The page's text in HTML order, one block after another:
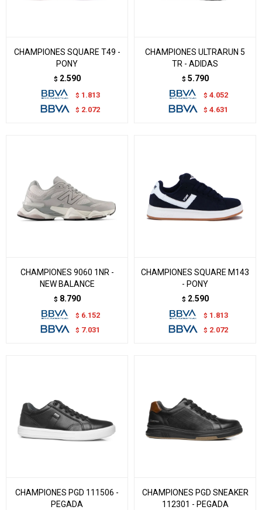
CHAMPIONES SQUARE T49 -
PONY
$ 2.590
$ 1.813
$ 2.072
CHAMPIONES ULTRARUN 5
TR - ADIDAS
$ 5.790
$ 4.052
$ 4.631
CHAMPIONES 9060 1NR -
NEW BALANCE
$ 8.790
$ 6.152
$ 7.031
CHAMPIONES SQUARE M143
- PONY
$ 2.590
$ 1.813
$ 2.072
CHAMPIONES PGD 111506 -
PEGADA
CHAMPIONES PGD SNEAKER
112301 - PEGADA